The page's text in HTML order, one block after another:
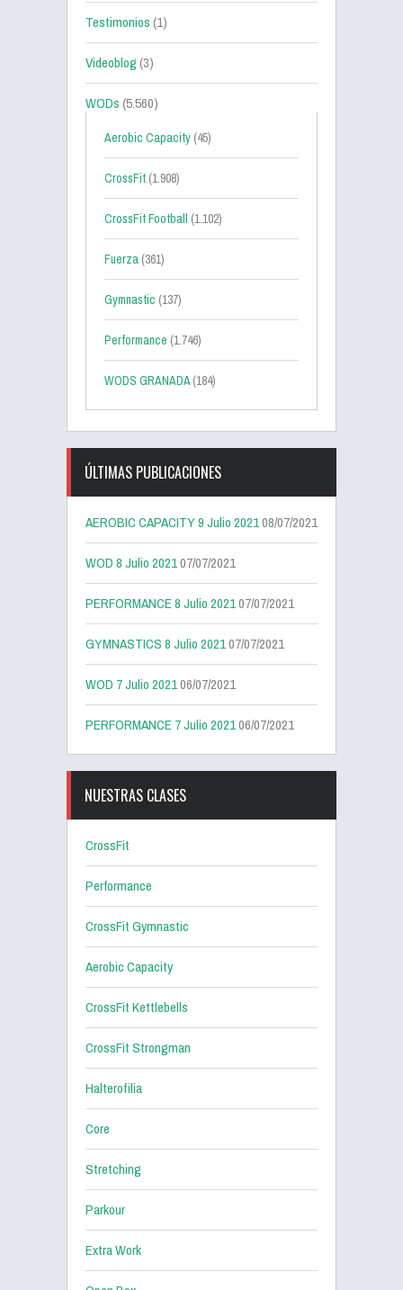
Testimonios(1)
Videoblog(3)
WODs(5.560)
Aerobic Capacity (45)
CrossFit (1.908)
CrossFit Football (1.102)
Fuerza (361)
Gymnastic (137)
Performance (1.746)
WODS GRANADA(184)
ÚLTIMAS PUBLICACIONES
AEROBIC CAPACITY 9 Julio 202108/07/2021
WOD 8 Julio 202107/07/2021
PERFORMANCE 8 Julio 202107/07/2021
GYMNASTICS 8 Julio 202107/07/2021
WOD 7 Julio 202106/07/2021
PERFORMANCE 7 Julio 202106/07/2021
NUESTRAS CLASES
CrossFit
Performance
CrossFit Gymnastic
Aerobic Capacity
CrossFit Kettlebells
CrossFit Strongman
Halterofilia
Core
Stretching
Parkour
Extra Work